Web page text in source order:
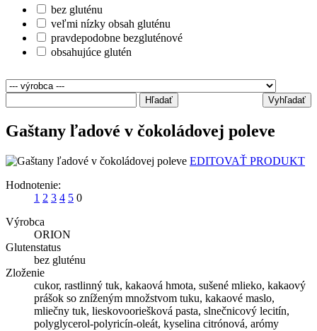
bez gluténu
veľmi nízky obsah gluténu
pravdepodobne bezgluténové
obsahujúce glutén
Hľadať Vyhľadať
Gaštany ľadové v čokoládovej poleve
EDITOVAŤ PRODUKT
Hodnotenie:
1 2 3 4 5 0
Výrobca
ORION
Glutenstatus
bez gluténu
Zloženie
cukor, rastlinný tuk, kakaová hmota, sušené mlieko, kakaový
prášok so zníženým množstvom tuku, kakaové maslo,
mliečny tuk, lieskovooriešková pasta, slnečnicový lecitín,
polyglycerol-polyricín-oleát, kyselina citrónová, arómy